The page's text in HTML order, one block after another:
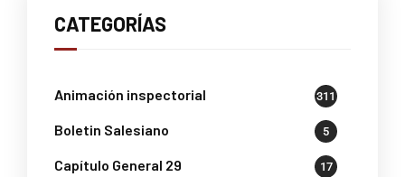
CATEGORÍAS
Animación inspectorial 311
Boletin Salesiano 5
Capítulo General 29 17